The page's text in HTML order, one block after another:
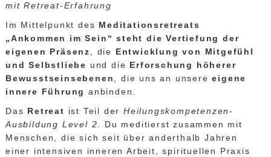
mit Retreat-Erfahrung
Im Mittelpunkt des Meditationsretreats
„Ankommen im Sein“ steht die Vertiefung der
eigenen Präsenz, die Entwicklung von Mitgefühl
und Selbstliebe und die Erforschung höherer
Bewusstseinsebenen, die uns an unsere eigene
innere Führung anbinden.
Das Retreat ist Teil der Heilungskompetenzen-
Ausbildung Level 2. Du meditierst zusammen mit
Menschen, die sich seit über anderthalb Jahren
einer intensiven inneren Arbeit, spirituellen Praxis